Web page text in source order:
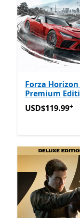
Forza Horizon
Premium
USD$119.99
USD$119.99+